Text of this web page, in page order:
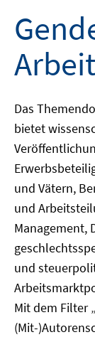
Das
bietet
und Vätern,
und
Management,
und
Mit dem Filter
(Mit-